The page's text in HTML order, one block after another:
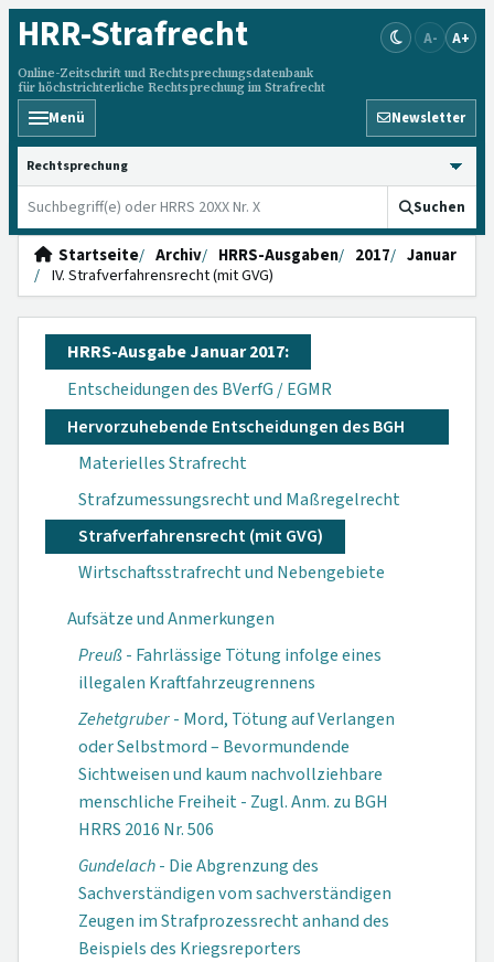
HRR-Strafrecht
Online-Zeitschrift und Rechtsprechungsdatenbank
für höchstrichterliche Rechtsprechung im Strafrecht
A- A+
Menü Newsletter
HRRS durchsuchen
Suchen
Startseite Archiv HRRS-Ausgaben 2017
Januar
IV. Strafverfahrensrecht (mit GVG)
HRRS-Ausgabe Januar 2017:
Entscheidungen des BVerfG / EGMR
Hervorzuhebende Entscheidungen des BGH
Materielles Strafrecht
Strafzumessungsrecht und Maßregelrecht
Strafverfahrensrecht (mit GVG)
Wirtschaftsstrafrecht und Nebengebiete
Aufsätze und Anmerkungen
Preuß- Fahrlässige Tötung infolge eines
illegalen Kraftfahrzeugrennens
Zehetgruber- Mord, Tötung auf Verlangen
oder Selbstmord – Bevormundende
Sichtweisen und kaum nachvollziehbare
menschliche Freiheit - Zugl. Anm. zu BGH
HRRS 2016 Nr. 506
Gundelach- Die Abgrenzung des
Sachverständigen vom sachverständigen
Zeugen im Strafprozessrecht anhand des
Beispiels des Kriegsreporters